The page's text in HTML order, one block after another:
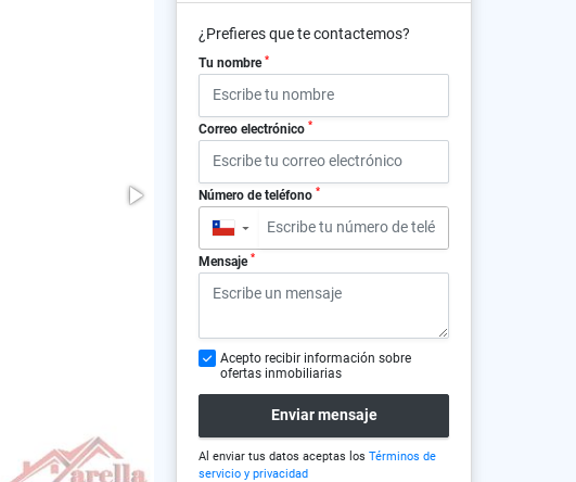
¿Prefieres que te contactemos?
Tu nombre *
Correo electrónico *
Número de teléfono *
▼
Mensaje *
Acepto recibir información sobre
ofertas inmobiliarias
Enviar mensaje
Al enviar tus datos aceptas los Términos de
servicio y privacidad